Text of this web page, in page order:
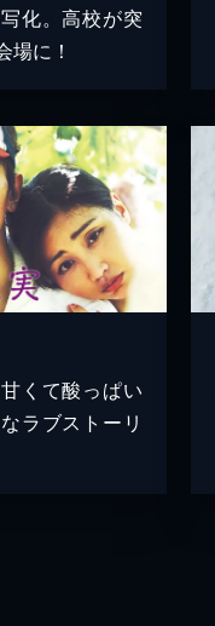
化。高校が突
場に！
くて酸っぱい
ラブストーリ